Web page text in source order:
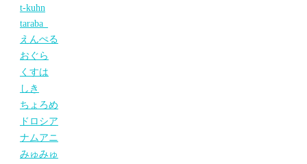
t-kuhn
taraba_
えんぺる
おぐら
くすは
しき
ちょろめ
ドロシア
ナムアニ
みゅみゅ